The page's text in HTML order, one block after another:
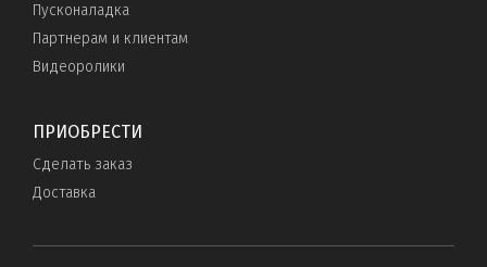
Пусконаладка
Партнерам и клиентам
Видеоролики
ПРИОБРЕСТИ
Сделать заказ
Доставка